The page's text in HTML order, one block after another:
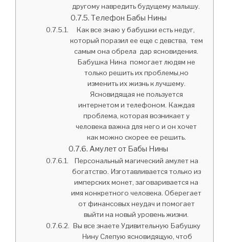
другому навредить будущему малышу.
Телефон Бабы Нины
Как все знаю у бабушки есть недуг,
который поразил ее еще с девства, тем
самым она обрела дар ясновидения.
Бабушка Нина помогает людям не
только решить их проблемы,но
изменить их жизнь к лучшему.
Ясновидящая не пользуется
интернетом и телефоном. Каждая
проблема, которая возникает у
человека важна для него и он хочет
как можно скорее ее решить.
Амулет от Бабы Нины
Персональный магический амулет на
богатство. Изготавливается только из
имперских монет, заговаривается на
имя конкретного человека. Оберегает
от финансовых неудач и помогает
выйти на новый уровень жизни.
Вы все знаете Удивительную Бабушку
Нину Слепую ясновидящую, чтоб